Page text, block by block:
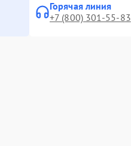
Горячая линия
+7 (800) 301-55-83